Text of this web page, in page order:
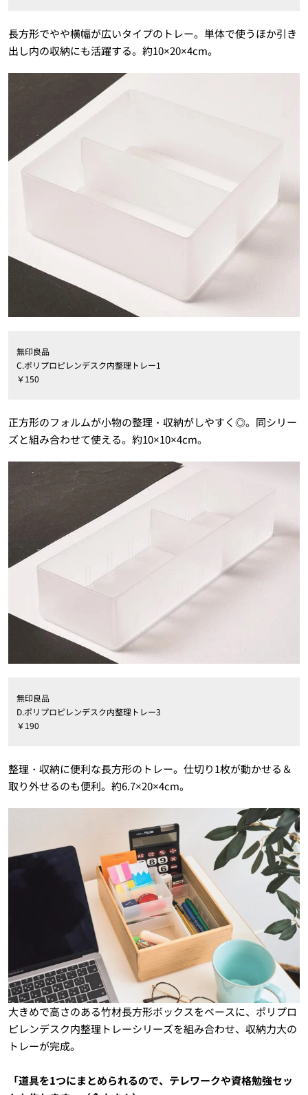
長方形でやや横幅が広いタイプのトレー。単体で使うほか引き
出し内の収納にも活躍する。約10×20×4cm。
無印良品
C.ポリプロピレンデスク内整理トレー1
￥150
正方形のフォルムが小物の整理・収納がしやすく◎。同シリー
ズと組み合わせて使える。約10×10×4cm。
無印良品
D.ポリプロピレンデスク内整理トレー3
￥190
整理・収納に便利な長方形のトレー。仕切り1枚が動かせる＆
取り外せるのも便利。約6.7×20×4cm。
大きめで高さのある竹材長方形ボックスをベースに、ポリプロ
ピレンデスク内整理トレーシリーズを組み合わせ、収納力大の
トレーが完成。
「道具を1つにまとめられるので、テレワークや資格勉強セッ